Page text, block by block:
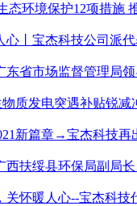
态环境保护12项措施
心丨宝杰科技公司派
东省市场监督管理局
物质发电突遇补贴锐
新篇章→宝杰科技
西扶绥县环保局副局
关怀暖人心--宝杰科